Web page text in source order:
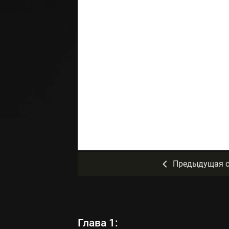
Предыдущая
Глава 1: